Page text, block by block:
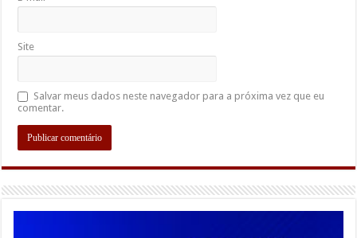
Site
Salvar meus dados neste navegador para a próxima vez que eu
comentar.